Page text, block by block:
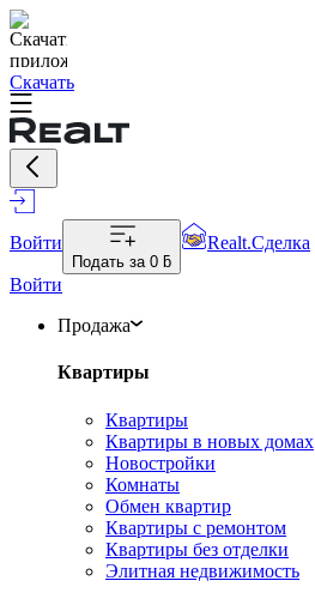
Скачать
Войти
Подать за 0 ƃ
Realt.Сделка
Войти
Продажа
Квартиры
Квартиры
Квартиры в новых домах
Новостройки
Комнаты
Обмен квартир
Квартиры с ремонтом
Квартиры без отделки
Элитная недвижимость